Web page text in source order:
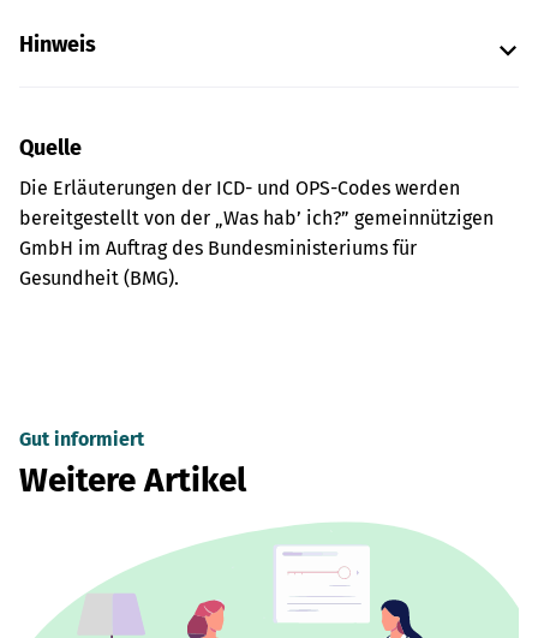
Hinweis
Quelle
Die Erläuterungen der ICD- und OPS-Codes werden
bereitgestellt von der „Was hab’ ich?” gemeinnützigen
GmbH im Auftrag des Bundesministeriums für
Gesundheit (BMG).
Gut informiert
Weitere Artikel